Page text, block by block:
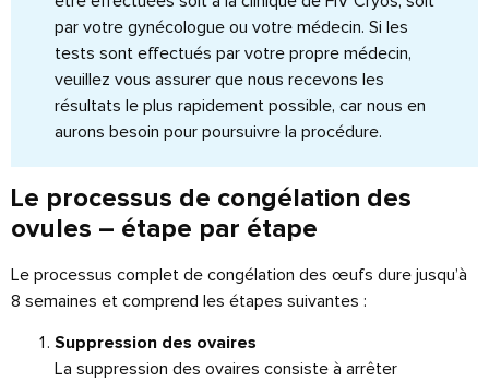
par votre gynécologue ou votre médecin. Si les
tests sont effectués par votre propre médecin,
veuillez vous assurer que nous recevons les
résultats le plus rapidement possible, car nous en
aurons besoin pour poursuivre la procédure.
Le processus de congélation des
ovules – étape par étape
Le processus complet de congélation des œufs dure jusqu’à
8 semaines et comprend les étapes suivantes :
Suppression des ovaires
La suppression des ovaires consiste à arrêter